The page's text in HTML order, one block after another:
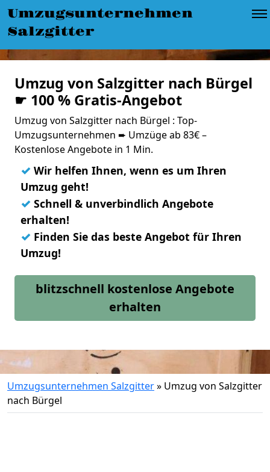
Umzugsunternehmen
Salzgitter
Umzug von Salzgitter nach Bürgel
☛ 100 % Gratis-Angebot
Umzug von Salzgitter nach Bürgel : Top-
Umzugsunternehmen ➨ Umzüge ab 83€ –
Kostenlose Angebote in 1 Min.
✓ Wir helfen Ihnen, wenn es um Ihren
Umzug geht!
✓ Schnell & unverbindlich Angebote
erhalten!
✓ Finden Sie das beste Angebot für Ihren
Umzug!
blitzschnell kostenlose Angebote
erhalten
Umzugsunternehmen Salzgitter» Umzug von Salzgitter
nach Bürgel